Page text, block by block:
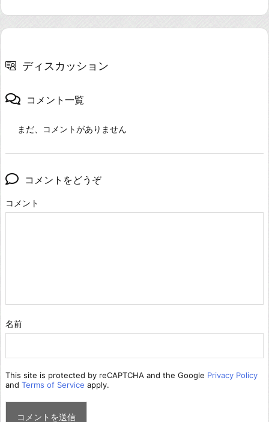
ディスカッション
コメント一覧
まだ、コメントがありません
コメントをどうぞ
コメント
名前
This site is protected by reCAPTCHA and the Google Privacy Policy
and Terms of Service apply.